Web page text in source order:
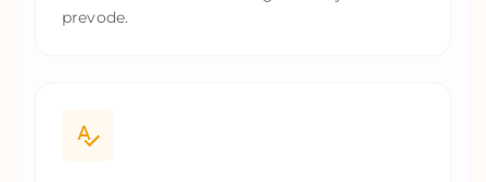
prevode.